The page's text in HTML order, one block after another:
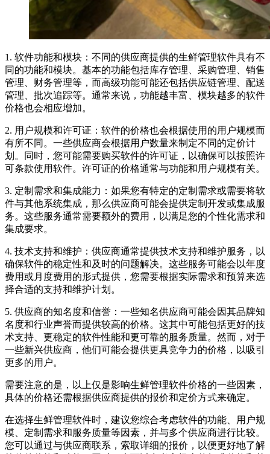
1. 软件功能和模块：不同的供应商提供的生鲜管理软件具有不
同的功能和模块。基本的功能包括库存管理、采购管理、销售
管理、财务管理等，而高级功能可能还包括供应链管理、配送
管理、批次追踪等。通常来说，功能越丰富、模块越多的软件
价格也会相应增加。
2. 用户规模和许可证：软件的价格也会根据使用的用户规模而
有所不同。一些供应商会根据用户数量来制定不同的定价计
划。同时，您可能需要购买软件的许可证，以确保可以按照许
可条款使用软件。许可证的价格通常与功能和用户规模有关。
3. 定制需求和集成能力：如果您有特定的定制需求或需要将软
件与其他系统集成，那么供应商可能会提供定制开发或集成服
务。这些服务通常需要额外的费用，以满足您的个性化需求和
集成要求。
4. 技术支持和维护：供应商通常提供技术支持和维护服务，以
确保软件的稳定性和及时的问题解决。这些服务可能会以年度
费用或月度费用的形式提供，您需要根据实际需求和预算来选
择合适的支持和维护计划。
5. 供应商的知名度和信誉：一些知名供应商可能会因其品牌知
名度和行业声誉而提供较高的价格。这其中可能包括更好的技
术支持、更稳定的软件性能和更可靠的服务质量。然而，对于
一些新兴供应商，他们可能会提供更具竞争力的价格，以吸引
更多的用户。
需要注意的是，以上仅是影响生鲜管理软件价格的一些因素，
具体的价格还需根据供应商提供的报价和定价方式来确定。
在选择生鲜管理软件时，建议您综合考虑软件的功能、用户规
模、定制需求和服务质量等因素，并与多个供应商进行比较。
您可以通过与供应商联系，索取详细的报价，以便更好地了解